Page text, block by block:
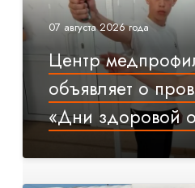
07 августа 2026 года
Центр
объявляет о
«Дни здоровой